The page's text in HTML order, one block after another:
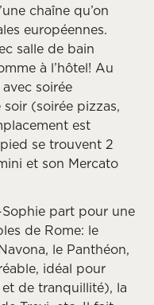
chaîne qu’on
européennes.
salle de bain
à l’hôtel! Au
soirée
(soirée pizzas,
est
se trouvent 2
et son Mercato
part pour une
de Rome: le
le Panthéon,
idéal pour
de tranquillité), la